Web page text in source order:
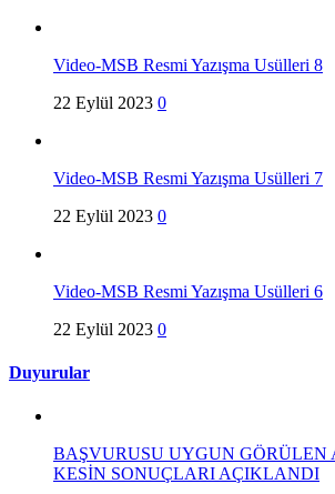
Video-MSB Resmi Yazışma Usülleri 8
22 Eylül 2023 0
Video-MSB Resmi Yazışma Usülleri 7
22 Eylül 2023 0
Video-MSB Resmi Yazışma Usülleri 6
22 Eylül 2023 0
Duyurular
BAŞVURUSU UYGUN
KESİN SONUÇLARI AÇIKLANDI